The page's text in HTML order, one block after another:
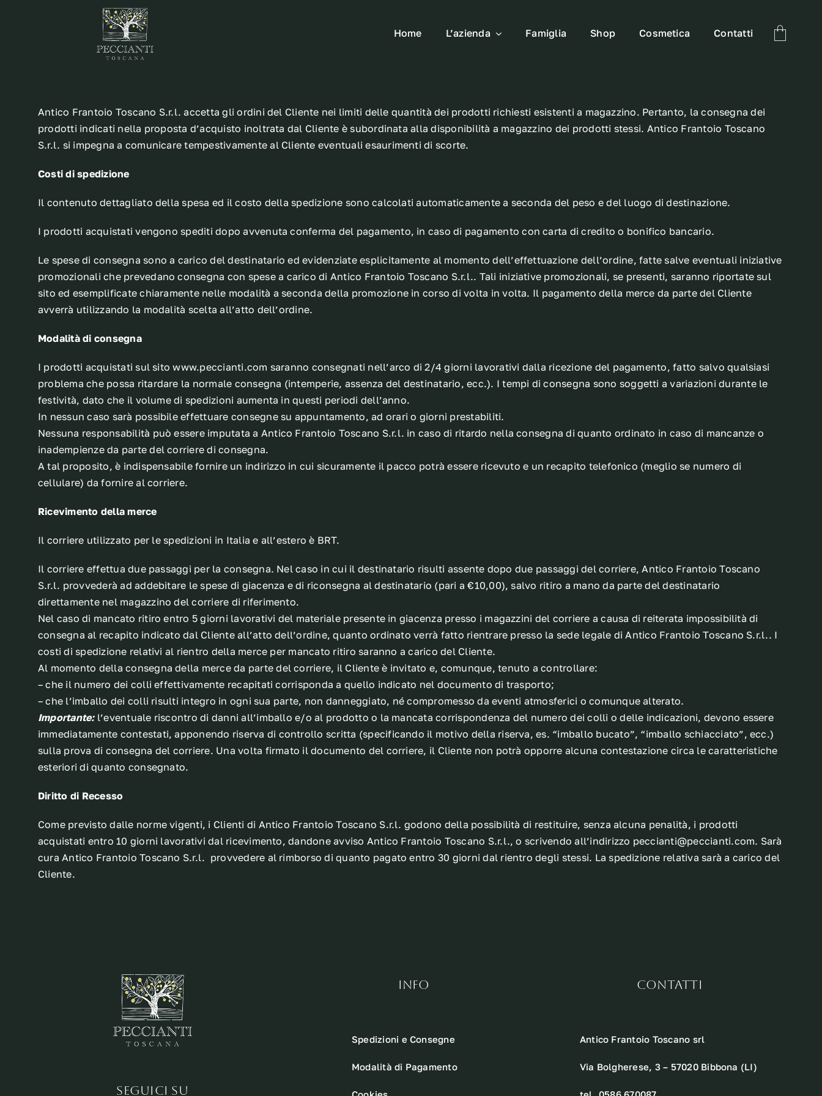
Home L’azienda Famiglia Shop Cosmetica Contatti
Antico Frantoio Toscano S.r.l. accetta gli ordini del Cliente nei limiti delle quantità dei prodotti richiesti esistenti a magazzino. Pertanto, la consegna dei
prodotti indicati nella proposta d’acquisto inoltrata dal Cliente è subordinata alla disponibilità a magazzino dei prodotti stessi. Antico Frantoio Toscano
S.r.l. si impegna a comunicare tempestivamente al Cliente eventuali esaurimenti di scorte.
Costi di spedizione
Il contenuto dettagliato della spesa ed il costo della spedizione sono calcolati automaticamente a seconda del peso e del luogo di destinazione.
I prodotti acquistati vengono spediti dopo avvenuta conferma del pagamento, in caso di pagamento con carta di credito o bonifico bancario.
Le spese di consegna sono a carico del destinatario ed evidenziate esplicitamente al momento dell’effettuazione dell’ordine, fatte salve eventuali iniziative
promozionali che prevedano consegna con spese a carico di Antico Frantoio Toscano S.r.l.. Tali iniziative promozionali, se presenti, saranno riportate sul
sito ed esemplificate chiaramente nelle modalità a seconda della promozione in corso di volta in volta. Il pagamento della merce da parte del Cliente
avverrà utilizzando la modalità scelta all’atto dell’ordine.
Modalità di consegna
I prodotti acquistati sul sito www.peccianti.com saranno consegnati nell’arco di 2/4 giorni lavorativi dalla ricezione del pagamento, fatto salvo qualsiasi
problema che possa ritardare la normale consegna (intemperie, assenza del destinatario, ecc.). I tempi di consegna sono soggetti a variazioni durante le
festività, dato che il volume di spedizioni aumenta in questi periodi dell’anno.
In nessun caso sarà possibile effettuare consegne su appuntamento, ad orari o giorni prestabiliti.
Nessuna responsabilità può essere imputata a Antico Frantoio Toscano S.r.l. in caso di ritardo nella consegna di quanto ordinato in caso di mancanze o
inadempienze da parte del corriere di consegna.
A tal proposito, è indispensabile fornire un indirizzo in cui sicuramente il pacco potrà essere ricevuto e un recapito telefonico (meglio se numero di
cellulare) da fornire al corriere.
Ricevimento della merce
Il corriere utilizzato per le spedizioni in Italia e all’estero è BRT.
Il corriere effettua due passaggi per la consegna. Nel caso in cui il destinatario risulti assente dopo due passaggi del corriere, Antico Frantoio Toscano
S.r.l. provvederà ad addebitare le spese di giacenza e di riconsegna al destinatario (pari a €10,00), salvo ritiro a mano da parte del destinatario
direttamente nel magazzino del corriere di riferimento.
Nel caso di mancato ritiro entro 5 giorni lavorativi del materiale presente in giacenza presso i magazzini del corriere a causa di reiterata impossibilità di
consegna al recapito indicato dal Cliente all’atto dell’ordine, quanto ordinato verrà fatto rientrare presso la sede legale di Antico Frantoio Toscano S.r.l.. I
costi di spedizione relativi al rientro della merce per mancato ritiro saranno a carico del Cliente.
Al momento della consegna della merce da parte del corriere, il Cliente è invitato e, comunque, tenuto a controllare:
– che il numero dei colli effettivamente recapitati corrisponda a quello indicato nel documento di trasporto;
– che l’imballo dei colli risulti integro in ogni sua parte, non danneggiato, né compromesso da eventi atmosferici o comunque alterato.
Importante:l’eventuale riscontro di danni all’imballo e/o al prodotto o la mancata corrispondenza del numero dei colli o delle indicazioni, devono essere
immediatamente contestati, apponendo riserva di controllo scritta (specificando il motivo della riserva, es. “imballo bucato”, “imballo schiacciato”, ecc.)
sulla prova di consegna del corriere. Una volta firmato il documento del corriere, il Cliente non potrà opporre alcuna contestazione circa le caratteristiche
esteriori di quanto consegnato.
Diritto di Recesso
Come previsto dalle norme vigenti, i Clienti di Antico Frantoio Toscano S.r.l. godono della possibilità di restituire, senza alcuna penalità, i prodotti
acquistati entro 10 giorni lavorativi dal ricevimento, dandone avviso Antico Frantoio Toscano S.r.l., o scrivendo all’indirizzo peccianti@peccianti.com. Sarà
cura Antico Frantoio Toscano S.r.l. provvedere al rimborso di quanto pagato entro 30 giorni dal rientro degli stessi. La spedizione relativa sarà a carico del
Cliente.
SEGUICI SU
INFO
Spedizioni e Consegne
Modalità di Pagamento
CONTATTI
Antico Frantoio Toscano srl
Via Bolgherese, 3 – 57020 Bibbona (LI)